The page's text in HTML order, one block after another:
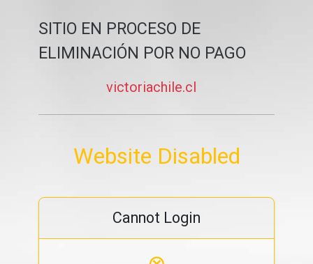
SITIO EN PROCESO DE
ELIMINACIÓN POR NO PAGO
victoriachile.cl
Website Disabled
Cannot Login